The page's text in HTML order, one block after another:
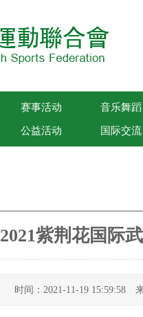
赛事活动 音乐舞蹈
公益活动 国际交流
2021紫荆花国际
时间：2021-11-19 15:59:58